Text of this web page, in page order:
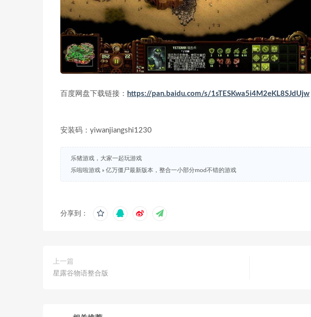
百度网盘下载链接： https://pan.baidu.com/s/1sTESKwa5i4M2eKL8SJdUjw
安装码：yiwanjiangshi1230
乐猪游戏，大家一起玩游戏
乐啦啦游戏 » 亿万僵尸最新版本，整合一小部分mod不错的游戏
分享到：
上一篇
星露谷物语整合版